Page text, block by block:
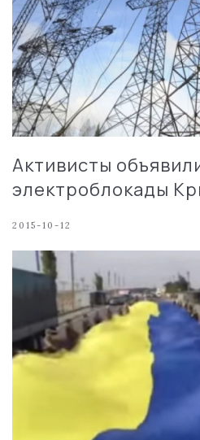
Активисты
электроблокады
2015-10-12